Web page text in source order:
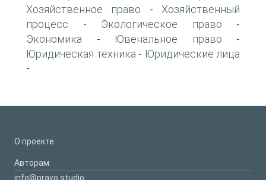
Хозяйственное право - Хозяйственный
процесс - Экологическое право -
Экономика - Ювенальное право -
Юридическая техника - Юридические лица
-
О проекте
Авторам
info@pravo.studio